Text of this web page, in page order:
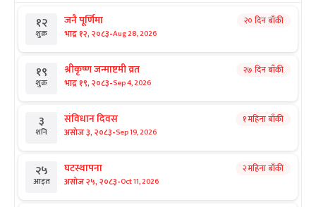
१२
शुक्र
जनै पूर्णिमा
भाद्र १२, २०८३-Aug 28, 2026
२० दिन बाँकी
१९
शुक्र
श्रीकृष्ण जन्माष्टमी व्रत
भाद्र १९, २०८३-Sep 4, 2026
२७ दिन बाँकी
३
शनि
संविधान दिवस
असोज ३, २०८३-Sep 19, 2026
१ महिना बाँकी
२५
आइत
घटस्थापना
असोज २५, २०८३-Oct 11, 2026
२ महिना बाँकी